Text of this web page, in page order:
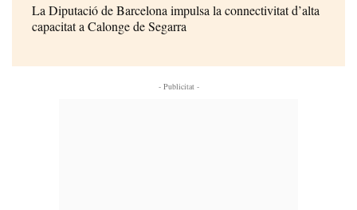
La Diputació de Barcelona impulsa la connectivitat d’alta
capacitat a Calonge de Segarra
- Publicitat -